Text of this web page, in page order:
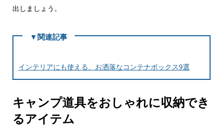
出しましょう。
▼関連記事
インテリアにも使える、お洒落なコンテナボックス9選
キャンプ道具をおしゃれに収納でき
るアイテム